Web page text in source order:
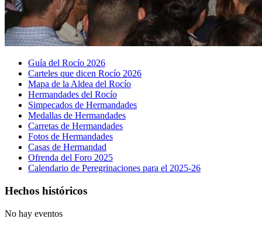
Guía del Rocío 2026
Carteles que dicen Rocío 2026
Mapa de la Aldea del Rocío
Hermandades del Rocío
Simpecados de Hermandades
Medallas de Hermandades
Carretas de Hermandades
Fotos de Hermandades
Casas de Hermandad
Ofrenda del Foro 2025
Calendario de Peregrinaciones para el 2025-26
Hechos históricos
No hay eventos